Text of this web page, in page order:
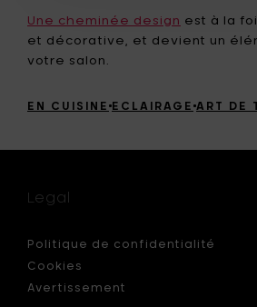
Une cheminée design est à la
et décorative, et devient un
votre salon.
EN CUISINE ECLAIRAGE ART DE
Legal
Politique de confidentialité
Cookies
Avertissement